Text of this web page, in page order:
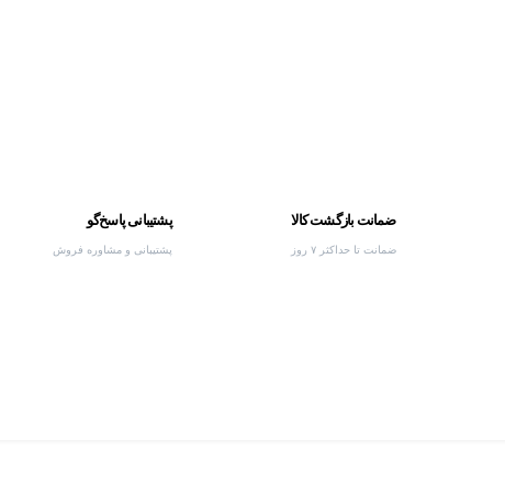
ضمانت بازگشت کالا
ضمانت تا حداکثر ۷ روز
پشتیبانی پاسخ‌گو
پشتیبانی و مشاوره فروش